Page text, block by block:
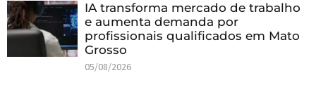
IA transforma mercado de trabalho
e aumenta demanda por
profissionais qualificados em Mato
Grosso
05/08/2026